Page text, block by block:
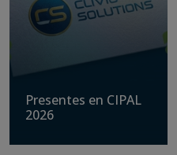
Presentes en CIPAL
2026